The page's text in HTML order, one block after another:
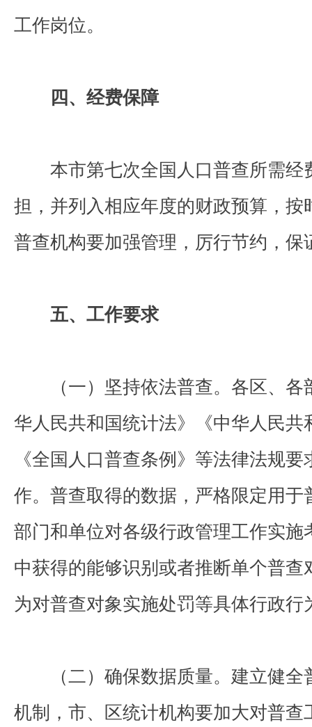
工作岗位。
四、经费保障
本市第七次全国人口普查所需经
担，并列入相应年度的财政预算，
普查机构要加强管理，厉行节约，保
五、工作要求
（一）坚持依法普查。各区、各
华人民共和国统计法》《中华人民共
《全国人口普查条例》等法律法规
作。普查取得的数据，严格限定用
部门和单位对各级行政管理工作实
中获得的能够识别或者推断单个普
为对普查对象实施处罚等具体行政行
（二）确保数据质量。建立健全
机制，市、区统计机构要加大对普